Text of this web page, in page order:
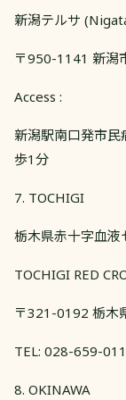
新潟テルサ
〒950-1141 新潟
Access :
新潟駅南口発市民
歩1分
7. TOCHIGI
栃木県赤十字血液
TOCHIGI RED
〒321-0192 栃木
TEL: 028-659-
8. OKINAWA